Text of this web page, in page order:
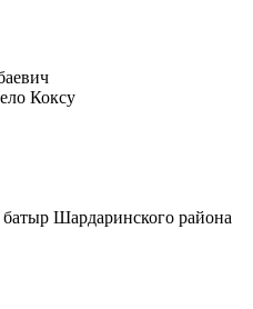
Коксу
Шардаринского района